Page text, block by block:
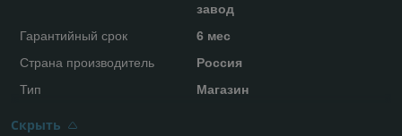
завод
Гарантийный срок
6 мес
Страна производитель
Россия
Тип
Магазин
Скрыть